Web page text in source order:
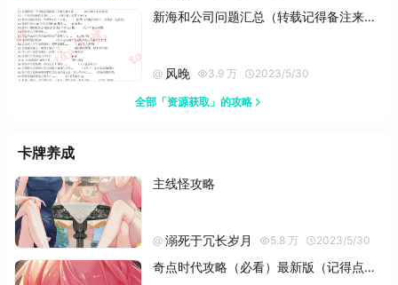
新海和公司问题汇总（转载记得备注来自tap风晚哦）
@ 风晚 3.9 万 2023/5/30
全部「资源获取」的攻略
卡牌养成
主线怪攻略
@ 溺死于冗长岁月 5.8 万 2023/5/30
奇点时代攻略（必看）最新版（记得点赞收藏）（内有最详细配队）